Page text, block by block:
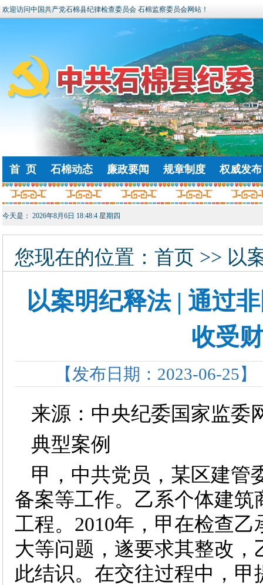
欢迎访问中国共产党石棉县纪律检查委员会 石棉监察委员会网站！
首 页 石棉动态 廉政要闻 规章制度 权威发布
今天是： 2026年8月6日 18:48:5 星期四
您现在的位置： 首页 >> 以
以案明纪释法 | 通过
收受
【发布日期：2023-06-25】
来源：中央纪委国家监委
典型案例
甲，中共党员，某区建管
备案等工作。乙系个体建
工程。2010年，甲在检查
大等问题，遂要求其整改
此结识。在交往过程中，